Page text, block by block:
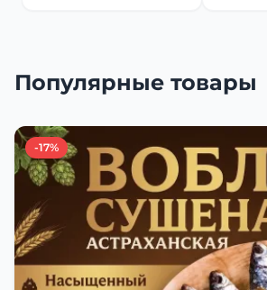
Популярные товары
-17%